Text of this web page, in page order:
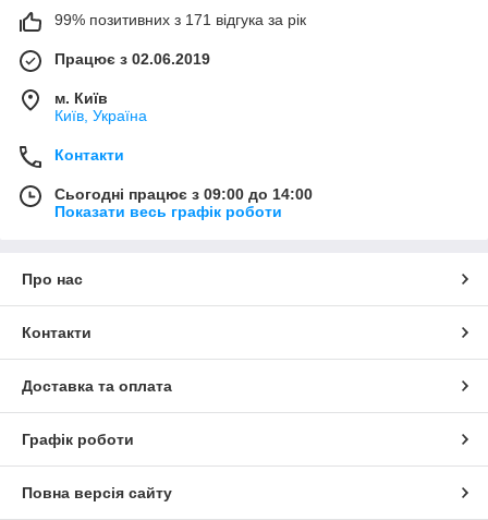
99% позитивних з 171 відгука за рік
Працює з 02.06.2019
м. Київ
Київ, Україна
Контакти
Сьогодні працює з 09:00 до 14:00
Показати весь графік роботи
Про нас
Контакти
Доставка та оплата
Графік роботи
Повна версія сайту